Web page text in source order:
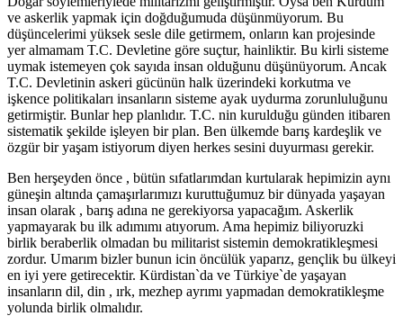
ve askerlik yapmak için doğduğumuda düşünmüyorum. Bu
düşüncelerimi yüksek sesle dile getirmem, onların kan projesinde
yer almamam T.C. Devletine göre suçtur, hainliktir. Bu kirli sisteme
uymak istemeyen çok sayıda insan olduğunu düşünüyorum. Ancak
T.C. Devletinin askeri gücünün halk üzerindeki korkutma ve
işkence politikaları insanların sisteme ayak uydurma zorunluluğunu
getirmiştir. Bunlar hep planlıdır. T.C. nin kurulduğu günden itibaren
sistematik şekilde işleyen bir plan. Ben ülkemde barış kardeşlik ve
özgür bir yaşam istiyorum diyen herkes sesini duyurması gerekir.
Ben herşeyden önce , bütün sıfatlarımdan kurtularak hepimizin aynı
güneşin altında çamaşırlarımızı kuruttuğumuz bir dünyada yaşayan
insan olarak , barış adına ne gerekiyorsa yapacağım. Askerlik
yapmayarak bu ilk adımımı atıyorum. Ama hepimiz biliyoruzki
birlik beraberlik olmadan bu militarist sistemin demokratikleşmesi
zordur. Umarım bizler bunun icin öncülük yaparız, gençlik bu ülkeyi
en iyi yere getirecektir. Kürdistan`da ve Türkiye`de yaşayan
insanların dil, din , ırk, mezhep ayrımı yapmadan demokratikleşme
yolunda birlik olmalıdır.